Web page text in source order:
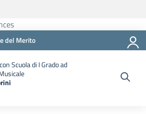
del Merito
Scuola di I Grado ad